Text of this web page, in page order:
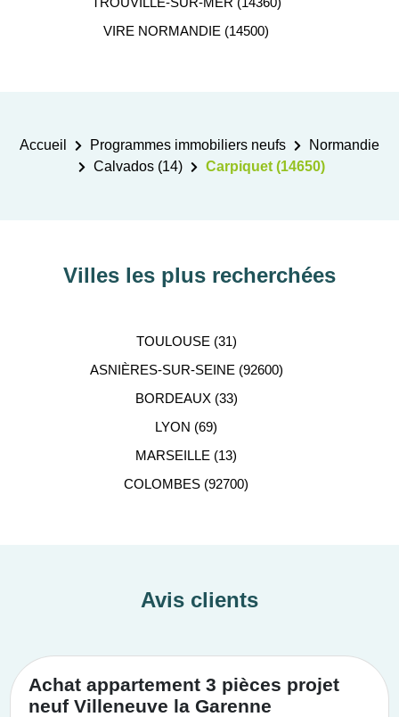
VIRE NORMANDIE (14500)
Accueil Programmes immobiliers neufs
Normandie
Calvados (14)
Carpiquet (14650)
Villes les plus recherchées
TOULOUSE (31)
ASNIÈRES-SUR-SEINE (92600)
BORDEAUX (33)
LYON (69)
MARSEILLE (13)
COLOMBES (92700)
Avis clients
Achat appartement 3 pièces projet
neuf Villeneuve la Garenne